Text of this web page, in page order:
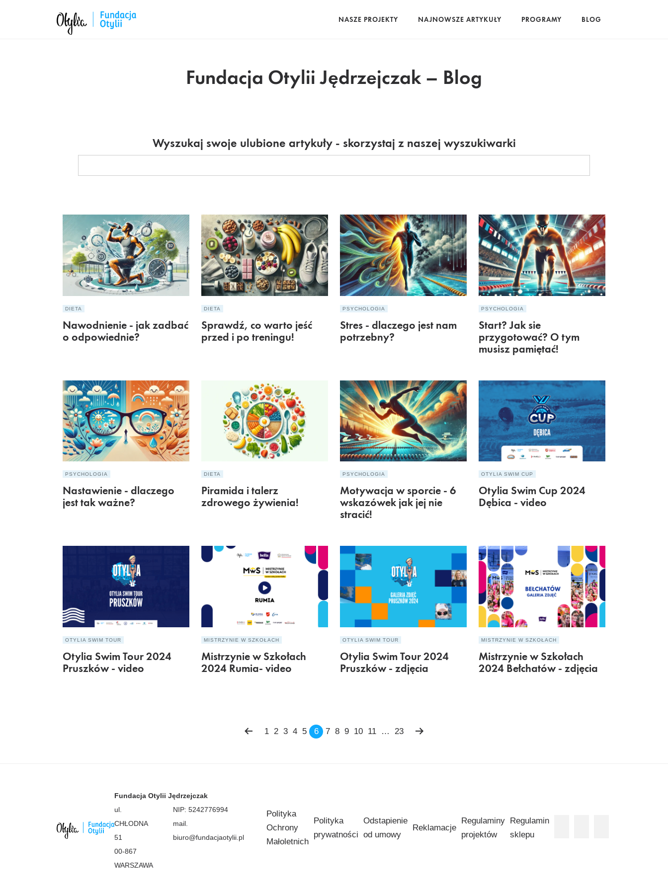
NASZE PROJEKTY NAJNOWSZE ARTYKUŁY PROGRAMY BLOG
Fundacja Otylii Jędrzejczak – Blog
Wyszukaj swoje ulubione artykuły - skorzystaj z naszej wyszukiwarki
DIETA
Nawodnienie - jak zadbać
o odpowiednie?
DIETA
Sprawdź, co warto jeść
przed i po treningu!
PSYCHOLOGIA
Stres - dlaczego jest nam
potrzebny?
PSYCHOLOGIA
Start? Jak sie
przygotować? O tym
musisz pamiętać!
PSYCHOLOGIA
Nastawienie - dlaczego
jest tak ważne?
DIETA
Piramida i talerz
zdrowego żywienia!
PSYCHOLOGIA
Motywacja w sporcie - 6
wskazówek jak jej nie
stracić!
OTYLIA SWIM CUP
Otylia Swim Cup 2024
Dębica - video
OTYLIA SWIM TOUR
Otylia Swim Tour 2024
Pruszków - video
MISTRZYNIE W SZKOŁACH
Mistrzynie w Szkołach
2024 Rumia- video
OTYLIA SWIM TOUR
Otylia Swim Tour 2024
Pruszków - zdjęcia
MISTRZYNIE W SZKOŁACH
Mistrzynie w Szkołach
2024 Bełchatów - zdjęcia
1 2 3 4 5 6 7 8 9 10 11 … 23
Fundacja Otylii Jędrzejczak
ul.
CHŁODNA
51
00-867
WARSZAWA
NIP: 5242776994
mail.
biuro@fundacjaotylii.pl
Polityka
Ochrony
Małoletnich
Polityka
prywatności
Odstapienie
od umowy
Reklamacje
Regulaminy
projektów
Regulamin
sklepu